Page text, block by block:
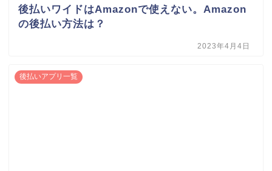
後払いワイドはAmazonで使えない。Amazon
の後払い方法は？
2023年4月4日
後払いアプリ一覧